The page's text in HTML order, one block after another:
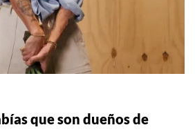
que son dueños de